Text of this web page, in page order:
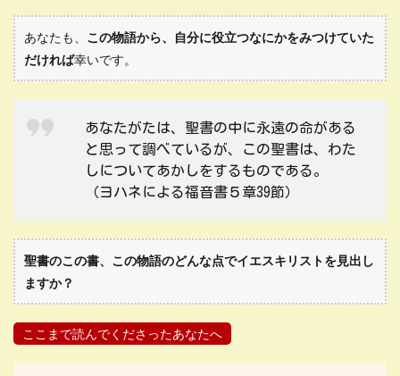
あなたも、 この物語から、自分に役立つなにかをみつけていた
だければ幸いです。
あなたがたは、聖書の中に永遠の命がある
と思って調べているが、この聖書は、わた
しについてあかしをするものである。
（ヨハネによる福音書５章39節）
聖書のこの書、この物語のどんな点でイエスキリストを見出し
ますか？
ここまで読んでくださったあなたへ